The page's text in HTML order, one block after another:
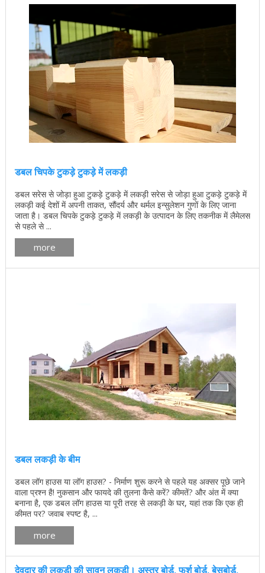
डबल चिपके टुकड़े टुकड़े में लकड़ी
डबल सरेस से जोड़ा हुआ टुकड़े टुकड़े में लकड़ी सरेस से जोड़ा हुआ टुकड़े टुकड़े में
लकड़ी कई देशों में अपनी ताकत, सौंदर्य और थर्मल इन्सुलेशन गुणों के लिए जाना
जाता है। डबल चिपके टुकड़े टुकड़े में लकड़ी के उत्पादन के लिए तकनीक में लैमेलस
से पहले से ...
more
डबल लकड़ी के बीम
डबल लॉग हाउस या लॉग हाउस? - निर्माण शुरू करने से पहले यह अक्सर पूछे जाने
वाला प्रश्न है! नुकसान और फायदे की तुलना कैसे करें? कीमतें? और अंत में क्या
बनाना है, एक डबल लॉग हाउस या पूरी तरह से लकड़ी के घर, यहां तक ​​कि एक ही
कीमत पर? जवाब स्पष्ट है, ...
more
देवदार की लकड़ी की सावन लकड़ी। अस्तर बोर्ड, फर्श बोर्ड, बेसबोर्ड,